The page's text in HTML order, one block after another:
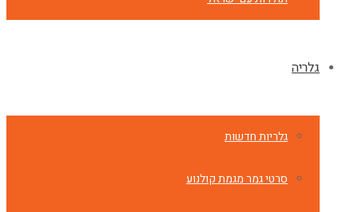
גלריה
גלריות חדשות
סרטי גמר מגמת קולנוע